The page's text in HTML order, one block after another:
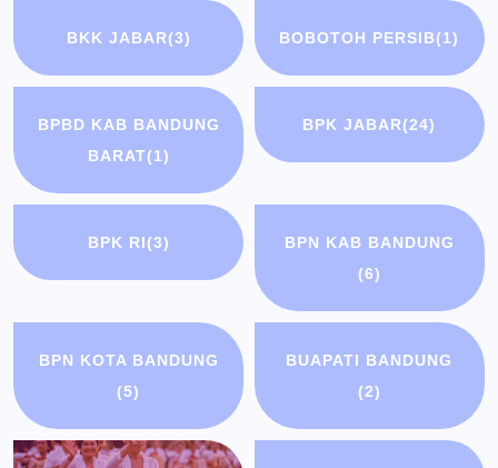
BKK JABAR(3) BOBOTOH PERSIB(1)
BPBD KAB BANDUNG
BARAT(1)
BPK JABAR(24)
BPK RI(3)
BPN KAB BANDUNG
(6)
BPN KOTA BANDUNG
(5)
BUAPATI BANDUNG
(2)